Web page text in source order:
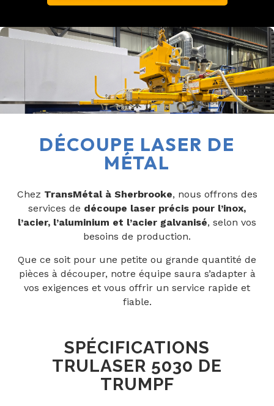
DÉCOUPE LASER DE
MÉTAL
Chez TransMétal à Sherbrooke, nous offrons des
services de découpe laser précis pour l’inox,
l’acier, l’aluminium et l’acier galvanisé, selon vos
besoins de production.
Que ce soit pour une petite ou grande quantité de
pièces à découper, notre équipe saura s’adapter à
vos exigences et vous offrir un service rapide et
fiable.
SPÉCIFICATIONS
TRULASER 5030 DE
TRUMPF